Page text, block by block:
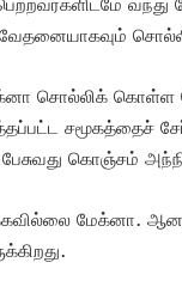
வேதனையாகவும்
சொல்லிக்
சமூகத்தைச்
கொஞ்சம்
மேக்னா.